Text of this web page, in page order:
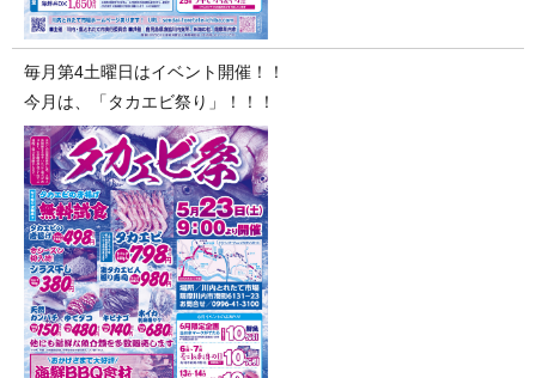
毎月第4土曜日はイベント開催！！
今月は、「タカエビ祭り」！！！